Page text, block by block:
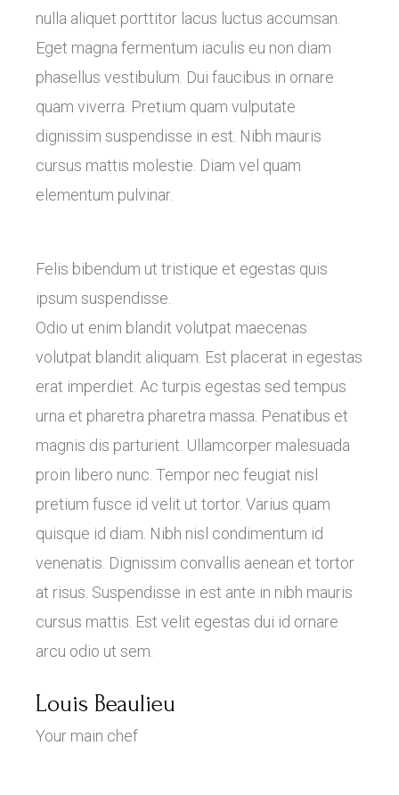
nulla aliquet porttitor lacus luctus accumsan.
Eget magna fermentum iaculis eu non diam
phasellus vestibulum. Dui faucibus in ornare
quam viverra. Pretium quam vulputate
dignissim suspendisse in est. Nibh mauris
cursus mattis molestie. Diam vel quam
elementum pulvinar.
Felis bibendum ut tristique et egestas quis
ipsum suspendisse.
Odio ut enim blandit volutpat maecenas
volutpat blandit aliquam. Est placerat in egestas
erat imperdiet. Ac turpis egestas sed tempus
urna et pharetra pharetra massa. Penatibus et
magnis dis parturient. Ullamcorper malesuada
proin libero nunc. Tempor nec feugiat nisl
pretium fusce id velit ut tortor. Varius quam
quisque id diam. Nibh nisl condimentum id
venenatis. Dignissim convallis aenean et tortor
at risus. Suspendisse in est ante in nibh mauris
cursus mattis. Est velit egestas dui id ornare
arcu odio ut sem.
Louis Beaulieu
Your main chef